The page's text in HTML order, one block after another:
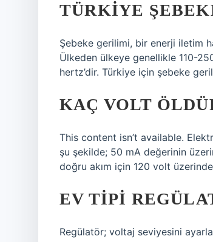
TÜRKIYE
Şebeke gerilimi, bir enerji iletim
Ülkeden ülkeye genellikle 110-
hertz’dir. Türkiye için şebeke
KAÇ VOLT
This content isn’t available.
şu şekilde; 50 mA değerinin
doğru akım için 120 volt
EV TIPI
Regülatör; voltaj seviyesini